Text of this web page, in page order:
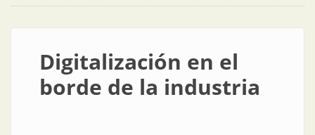
Digitalización en el
borde de la industria